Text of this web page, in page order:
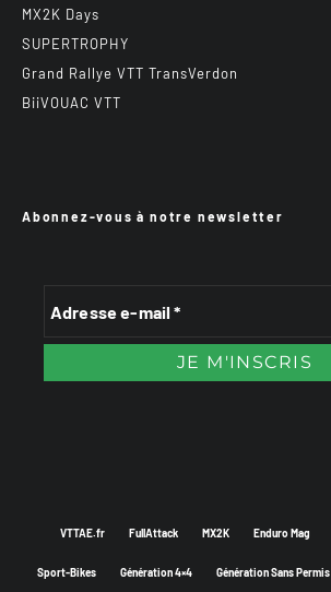
MX2K Days
SUPERTROPHY
Grand Rallye VTT TransVerdon
BiiVOUAC VTT
Abonnez-vous à notre newsletter
VTTAE.fr FullAttack MX2K Enduro Mag
Sport-Bikes Génération 4×4 Génération Sans Permis